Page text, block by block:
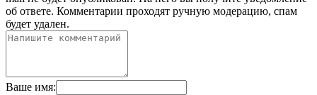
об ответе. Комментарии проходят ручную модерацию, спам
будет удален.
Ваше имя: